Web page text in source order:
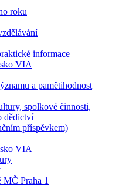
roku
informace
VIA
a pamětihodnost
spolkové činnosti,
dědictví
příspěvkem)
VIA
MČ Praha 1